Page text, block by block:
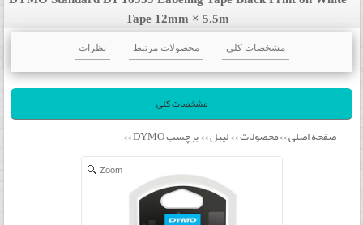
Tape 12mm × 5.5m
مشخصات کلی محصولات مرتبط نظرات
مشخصات کلی
صفحه اصلی>>محصولات>>لیبل>>برچسب DYMO >>
Zoom